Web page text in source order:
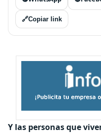
🔗Copiar link
Y las personas que